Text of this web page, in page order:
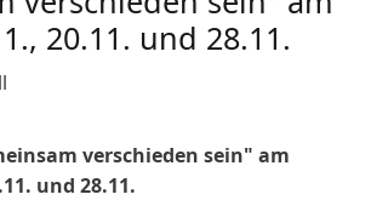
20.11. und 28.11.
verschieden sein" am
und 28.11.